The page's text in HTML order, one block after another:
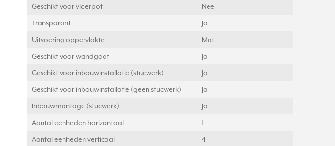
Geschikt voor vloerpot Nee
Transparant Ja
Uitvoering oppervlakte Mat
Geschikt voor wandgoot Ja
Geschikt voor inbouwinstallatie (stucwerk) Ja
Geschikt voor inbouwinstallatie (geen stucwerk) Ja
Inbouwmontage (stucwerk) Ja
Aantal eenheden horizontaal 1
Aantal eenheden verticaal 4